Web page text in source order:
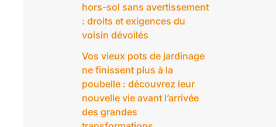
hors-sol sans avertissement
: droits et exigences du
voisin dévoilés
Vos vieux pots de jardinage
ne finissent plus à la
poubelle : découvrez leur
nouvelle vie avant l’arrivée
des grandes